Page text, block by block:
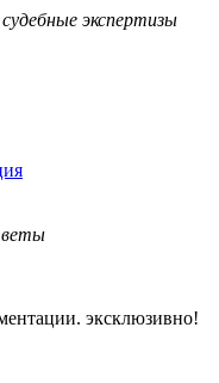
экспертизы
эксклюзивно!